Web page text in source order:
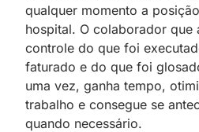
qualquer momento a
hospital. O colaborador que
controle do que foi
faturado e do que foi
uma vez, ganha tempo,
trabalho e consegue se
quando necessário.